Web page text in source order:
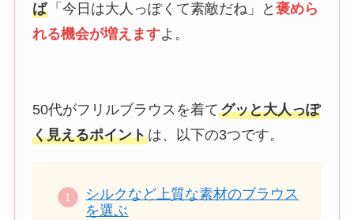
ば 「今日は大人っぽくて素敵だね」と褒めら
れる機会が増えますよ。
50代がフリルブラウスを着てグッと大人っぽ
く見えるポイントは、以下の3つです。
シルクなど上質な素材のブラウス
を選ぶ